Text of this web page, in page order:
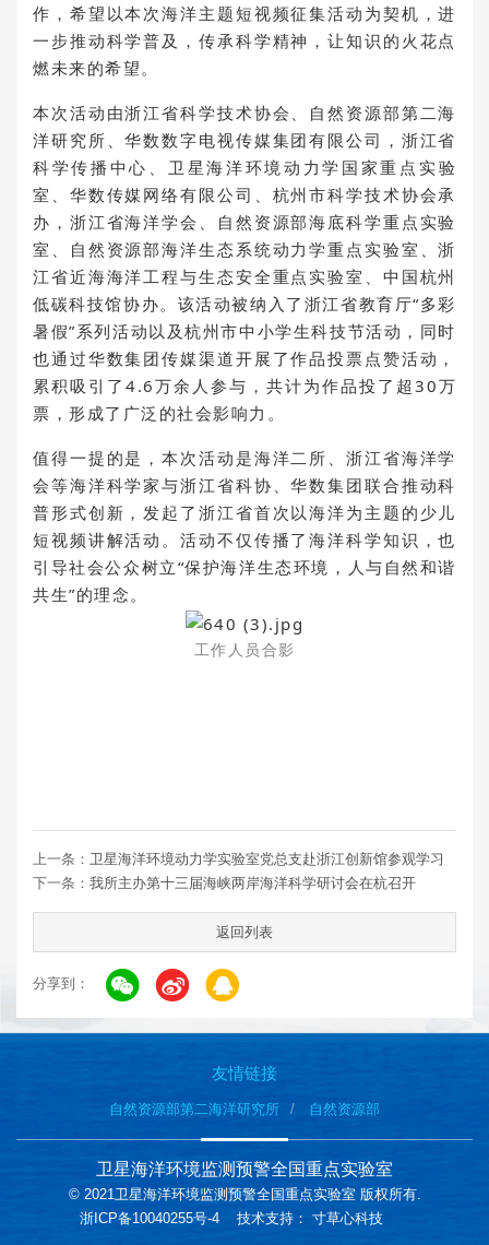
作，希望以本次海洋主题短视频征集活动为契机，进
一步推动科学普及，传承科学精神，让知识的火花点
燃未来的希望。
本次活动由浙江省科学技术协会、自然资源部第二海
洋研究所、华数数字电视传媒集团有限公司，浙江省
科学传播中心、卫星海洋环境动力学国家重点实验
室、华数传媒网络有限公司、杭州市科学技术协会承
办，浙江省海洋学会、自然资源部海底科学重点实验
室、自然资源部海洋生态系统动力学重点实验室、浙
江省近海海洋工程与生态安全重点实验室、中国杭州
低碳科技馆协办。该活动被纳入了浙江省教育厅“多彩
暑假”系列活动以及杭州市中小学生科技节活动，同时
也通过华数集团传媒渠道开展了作品投票点赞活动，
累积吸引了4.6万余人参与，共计为作品投了超30万
票，形成了广泛的社会影响力。
值得一提的是，本次活动是海洋二所、浙江省海洋学
会等海洋科学家与浙江省科协、华数集团联合推动科
普形式创新，发起了浙江省首次以海洋为主题的少儿
短视频讲解活动。活动不仅传播了海洋科学知识，也
引导社会公众树立“保护海洋生态环境，人与自然和谐
共生”的理念。
工作人员合影
上一条： 卫星海洋环境动力学实验室党总支赴浙江创新馆参观学习
下一条： 我所主办第十三届海峡两岸海洋科学研讨会在杭召开
返回列表
分享到：
友情链接
自然资源部第二海洋研究所 自然资源部
卫星海洋环境监测预警全国重点实验室
© 2021卫星海洋环境监测预警全国重点实验室 版权所有.
浙ICP备10040255号-4 技术支持： 寸草心科技